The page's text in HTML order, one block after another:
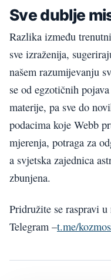
Sve dublje
Razlika između
sve izraženija,
našem razumijevanju
se od egzotičnih
materije, pa sve do
podacima koje Webb
mjerenja, potraga za
a svjetska zajednica
zbunjena.
Pridružite se raspravi
Telegram –t.me/